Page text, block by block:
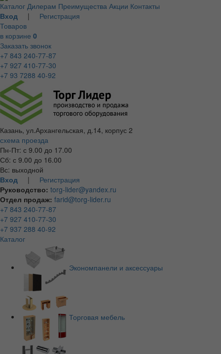
Каталог Дилерам Преимущества Акции Контакты
Вход | Регистрация
Товаров
в корзине 0
Заказать звонок
+7 843 240-77-87
+7 927 410-77-30
+7 93 7288 40-92
Казань, ул.Архангельская, д.14, корпус 2
схема проезда
Пн-Пт: с 9.00 до 17.00
Сб: с 9.00 до 16.00
Вс: выходной
Вход | Регистрация
Руководство: torg-lider@yandex.ru
Отдел продаж: farid@torg-lider.ru
+7 843 240-77-87
+7 927 410-77-30
+7 937 288 40-92
Каталог
Экономпанели и аксессуары
Торговая мебель